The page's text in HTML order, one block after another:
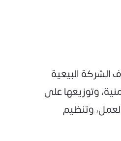
الشركة البيعية
وتوزيعها على
وتنظيم